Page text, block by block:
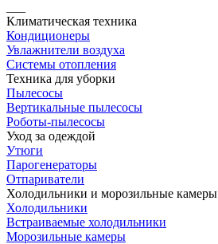
Климатическая техника
Кондиционеры
Увлажнители воздуха
Системы отопления
Техника для уборки
Пылесосы
Вертикальные пылесосы
Роботы-пылесосы
Уход за одеждой
Утюги
Парогенераторы
Отпариватели
Холодильники и морозильные камеры
Холодильники
Встраиваемые холодильники
Морозильные камеры